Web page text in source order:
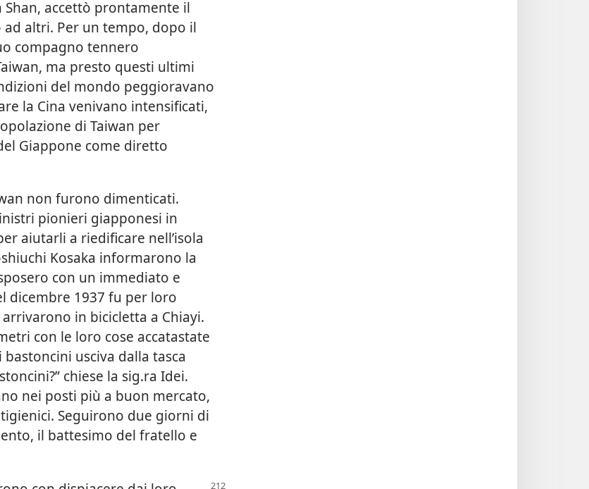
accettò prontamente il
altri. Per un tempo, dopo il
compagno tennero
ma presto questi ultimi
del mondo peggioravano
la Cina venivano intensificati,
di Taiwan per
Giappone come diretto
non furono dimenticati.
pionieri giapponesi in
aiutarli a riedificare nell’isola
Kosaka informarono la
con un immediato e
dicembre 1937 fu per loro
in bicicletta a Chiayi.
con le loro cose accatastate
usciva dalla tasca
chiese la sig.ra Idei.
nei posti più a buon mercato,
Seguirono due giorni di
il battesimo del fratello e